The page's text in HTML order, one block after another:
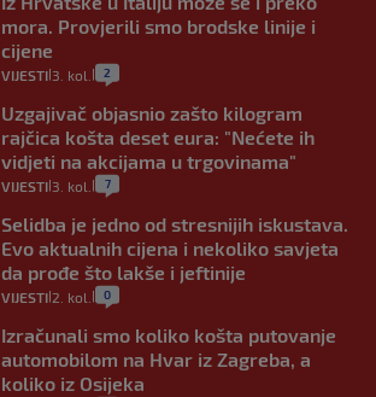
mora. Provjerili smo brodske linije i
cijene
VIJESTI 3. kol. 2
Uzgajivač objasnio zašto kilogram
rajčica košta deset eura: "Nećete ih
vidjeti na akcijama u trgovinama"
VIJESTI 3. kol. 7
Selidba je jedno od stresnijih iskustava.
Evo aktualnih cijena i nekoliko savjeta
da prođe što lakše i jeftinije
VIJESTI 2. kol. 0
Izračunali smo koliko košta putovanje
automobilom na Hvar iz Zagreba, a
koliko iz Osijeka